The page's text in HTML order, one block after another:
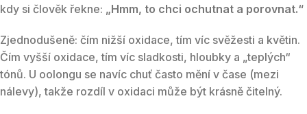
kdy si člověk řekne: „Hmm, to chci ochutnat a porovnat.“
Zjednodušeně: čím nižší oxidace, tím víc svěžesti a květin.
Čím vyšší oxidace, tím víc sladkosti, hloubky a „teplých“
tónů. U oolongu se navíc chuť často mění v čase (mezi
nálevy), takže rozdíl v oxidaci může být krásně čitelný.